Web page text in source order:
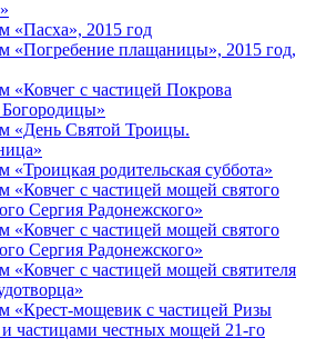
«Пасха», 2015 год
«Погребение плащаницы», 2015 год,
«Ковчег с частицей Покрова
«День Святой Троицы.
«Троицкая родительская суббота»
«Ковчег с частицей мощей святого
Сергия Радонежского»
«Ковчег с частицей мощей святого
Сергия Радонежского»
«Ковчег с частицей мощей святителя
«Крест-мощевик с частицей Ризы
частицами честных мощей 21-го